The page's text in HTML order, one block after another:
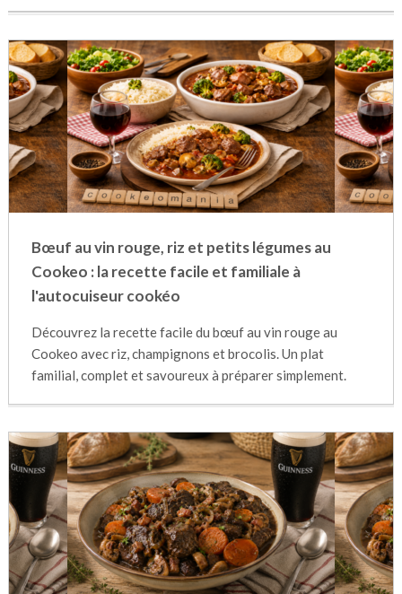
Bœuf au vin rouge, riz et petits légumes au
Cookeo : la recette facile et familiale à
l'autocuiseur cookéo
Découvrez la recette facile du bœuf au vin rouge au
Cookeo avec riz, champignons et brocolis. Un plat
familial, complet et savoureux à préparer simplement.